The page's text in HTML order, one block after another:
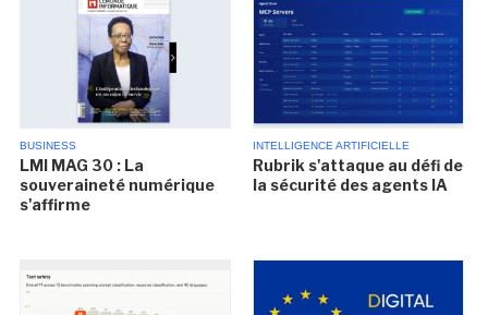
BUSINESS
LMI MAG 30 : La
souveraineté numérique
s'affirme
INTELLIGENCE ARTIFICIELLE
Rubrik s'attaque au défi de
la sécurité des agents IA